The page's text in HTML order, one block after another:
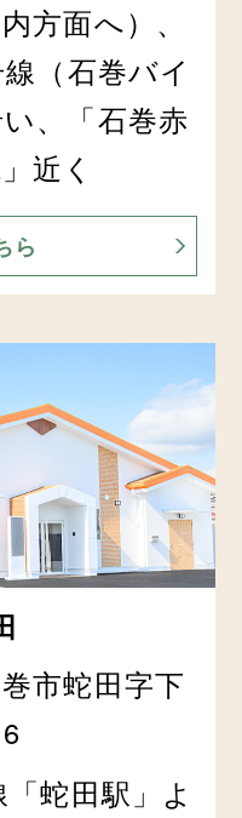
方面へ）、
（石巻バイ
、「石巻赤
近く
ら
市蛇田字下
蛇田駅」よ